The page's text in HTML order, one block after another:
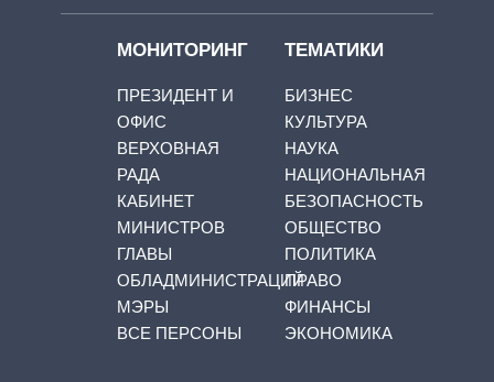
МОНИТОРИНГ
ПРЕЗИДЕНТ И
ОФИС
ВЕРХОВНАЯ
РАДА
КАБИНЕТ
МИНИСТРОВ
ГЛАВЫ
ОБЛАДМИНИСТРАЦИЙ
МЭРЫ
ВСЕ ПЕРСОНЫ
ТЕМАТИКИ
БИЗНЕС
КУЛЬТУРА
НАУКА
НАЦИОНАЛЬНАЯ
БЕЗОПАСНОСТЬ
ОБЩЕСТВО
ПОЛИТИКА
ПРАВО
ФИНАНСЫ
ЭКОНОМИКА